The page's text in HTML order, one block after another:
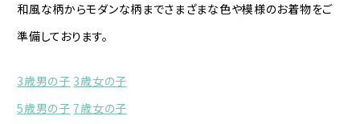
和風な柄からモダンな柄までさまざまな色や模様のお着物をご
準備しております。
3歳男の子 3歳女の子
5歳男の子 7歳女の子